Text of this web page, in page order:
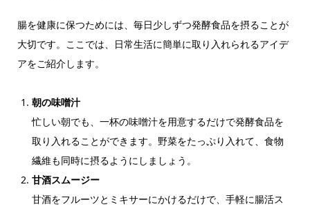
腸を健康に保つためには、毎日少しずつ発酵食品を摂ることが
大切です。ここでは、日常生活に簡単に取り入れられるアイデ
アをご紹介します。
朝の味噌汁
忙しい朝でも、一杯の味噌汁を用意するだけで発酵食品を
取り入れることができます。野菜をたっぷり入れて、食物
繊維も同時に摂るようにしましょう。
甘酒スムージー
甘酒をフルーツとミキサーにかけるだけで、手軽に腸活ス